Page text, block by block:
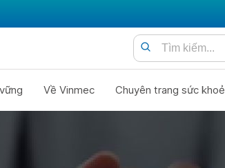
Về Vinmec Chuyên trang sức khoẻ